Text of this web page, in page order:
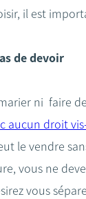
il est
de devoir
ni faire
aucun droit
le vendre
vous ne
vous